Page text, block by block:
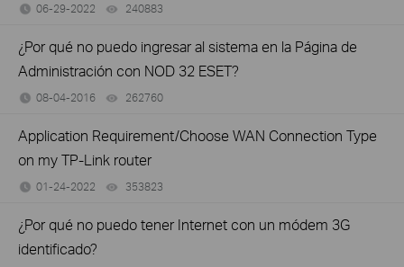
06-29-2022 240883
¿Por qué no puedo ingresar al sistema en la Página de
Administración con NOD 32 ESET?
08-04-2016 262760
Application Requirement/Choose WAN Connection Type
on my TP-Link router
01-24-2022 353823
¿Por qué no puedo tener Internet con un módem 3G
identificado?